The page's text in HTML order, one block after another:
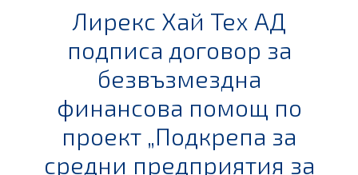
Лирекс Хай Тех АД
подписа договор за
безвъзмездна
финансова помощ по
проект „Подкрепа за
средни предприятия за